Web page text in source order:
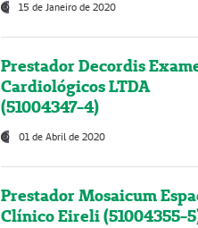
15 de Janeiro de 2020
Prestador Decordis
Cardiológicos LTDA
(51004347-4)
01 de Abril de 2020
Prestador Mosaicum
Clínico Eireli (51004355-